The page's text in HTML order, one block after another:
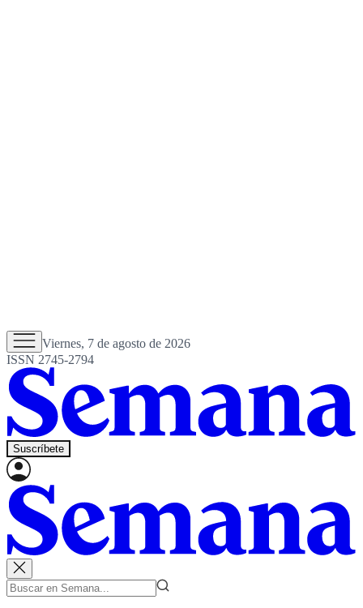
Viernes, 7 de agosto de 2026
ISSN 2745-2794
Suscríbete